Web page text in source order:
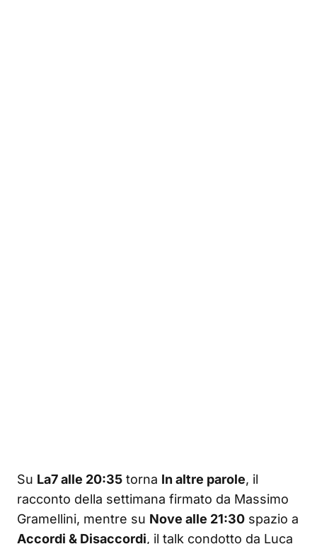
Su La7 alle 20:35 torna In altre parole, il
racconto della settimana firmato da Massimo
Gramellini, mentre su Nove alle 21:30 spazio a
Accordi & Disaccordi, il talk condotto da Luca